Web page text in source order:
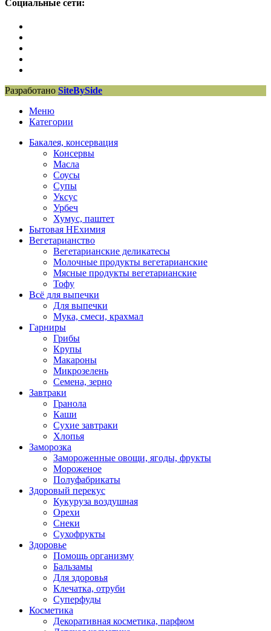
Социальные сети:
Разработано SiteBySide
Меню
Категории
Бакалея, консервация
Консервы
Масла
Соусы
Супы
Уксус
Урбеч
Хумус, паштет
Бытовая НЕхимия
Вегетарианство
Вегетарианские деликатесы
Молочные продукты вегетарианские
Мясные продукты вегетарианские
Тофу
Всё для выпечки
Для выпечки
Мука, смеси, крахмал
Гарниры
Грибы
Крупы
Макароны
Микрозелень
Семена, зерно
Завтраки
Гранола
Каши
Сухие завтраки
Хлопья
Заморозка
Замороженные овощи, ягоды, фрукты
Мороженое
Полуфабрикаты
Здоровый перекус
Кукуруза воздушная
Орехи
Снеки
Сухофрукты
Здоровье
Помощь организму
Бальзамы
Для здоровья
Клечатка, отруби
Суперфуды
Косметика
Декоративная косметика, парфюм